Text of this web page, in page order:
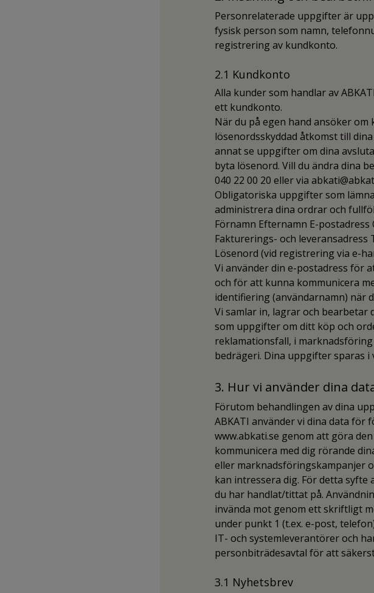
Personrelaterade uppgifter är
fysisk person som namn,
registrering av kundkonto.
2.1 Kundkonto
Alla kunder som handlar av
ett kundkonto.
När du på egen hand ansöker
lösenordsskyddad åtkomst till
annat se uppgifter om dina
byta lösenord. Vill du ändra dina
040 22 00 20 eller via
Obligatoriska uppgifter som
administrera dina ordrar och
Förnamn Efternamn E-
Fakturerings- och leveransadress
Lösenord (vid registrering via e-
Vi använder din e-postadress för
och för att kunna kommunicera
identifiering (användarnamn) när
Vi samlar in, lagrar och
som uppgifter om ditt köp och
reklamationsfall, i
bedrägeri. Dina uppgifter sparas i
3. Hur vi använder dina
Förutom behandlingen av dina
ABKATI använder vi dina data för
www.abkati.se genom att göra
kommunicera med dig rörande
eller marknadsföringskampanjer
kan intressera dig. För detta
du har handlat/tittat på.
invända mot genom ett skriftligt
under punkt 1 (t.ex. e-post,
IT- och systemleverantörer och
personbiträdesavtal för att
3.1 Nyhetsbrev